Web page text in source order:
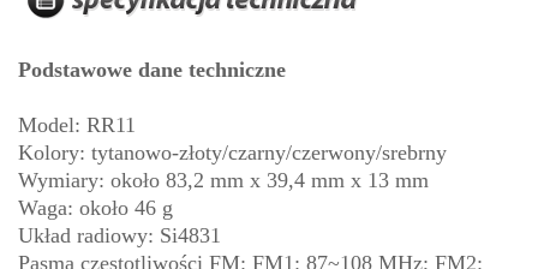
Podstawowe dane techniczne
Model: RR11
Kolory: tytanowo-złoty/czarny/czerwony/srebrny
Wymiary: około 83,2 mm x 39,4 mm x 13 mm
Waga: około 46 g
Układ radiowy: Si4831
Pasma częstotliwości FM: FM1: 87~108 MHz; FM2: